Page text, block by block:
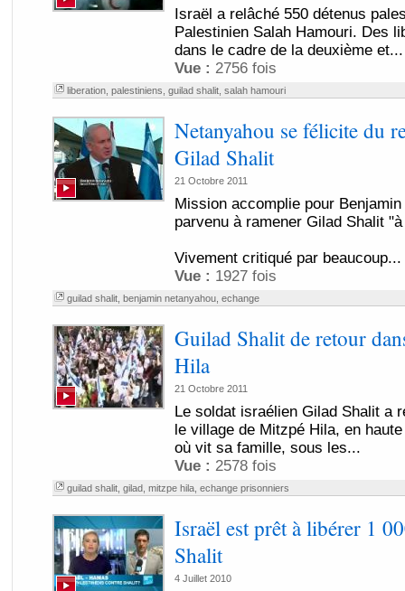
Israël a relâché 550 détenus
Palestinien Salah Hamouri. Des
dans le cadre de la deuxième et...
Vue : 2756 fois
liberation, palestiniens guilad shalit, salah hamouri
Netanyahou se félicite du
Gilad Shalit
21 Octobre 2011
Mission accomplie pour
parvenu à ramener Gilad Shalit
Vivement critiqué par beaucoup...
Vue : 1927 fois
guilad shalit, benjamin netanyahou, echange
Guilad Shalit de retour
Hila
21 Octobre 2011
Le soldat israélien Gilad Shalit a
le village de Mitzpé Hila, en
où vit sa famille, sous les...
Vue : 2578 fois
guilad shalit, gilad, mitzpe hila, echange prisonniers
Israël est prêt à libérer 1
Shalit
4 Juillet 2010